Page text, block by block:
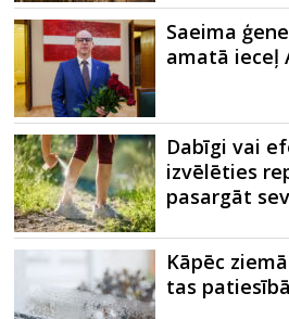
Saeima
amatā ieceļ
Dabīgi vai
izvēlēties
pasargāt
Kāpēc
tas